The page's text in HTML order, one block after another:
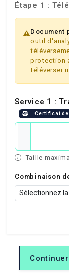
Étape 1 :
Document
outil
protection
téléverser
Service 1 :
Certificat
Taille
Combinaison
Continuer